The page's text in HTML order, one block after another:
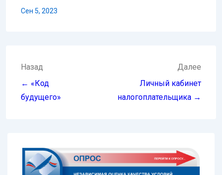
Сен 5, 2023
Навигация
по
записям
Назад
← «Код
будущего»
Далее
Личный кабинет
налогоплательщика →